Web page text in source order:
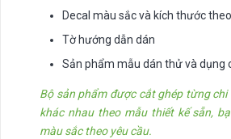
Decal màu sắc và kích thước
Tờ hướng dẫn dán
Sản phẩm mẫu dán thử và dụng
Bộ sản phẩm được cắt ghép từng
khác nhau theo mẫu thiết kế sẵn,
màu sắc theo yêu cầu.